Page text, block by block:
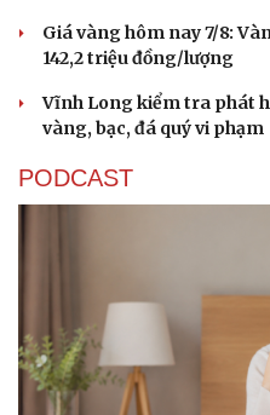
Giá vàng hôm nay 7/8:
142,2 triệu đồng/lượng
Vĩnh Long kiểm tra phát
vàng, bạc, đá quý vi phạm
PODCAST